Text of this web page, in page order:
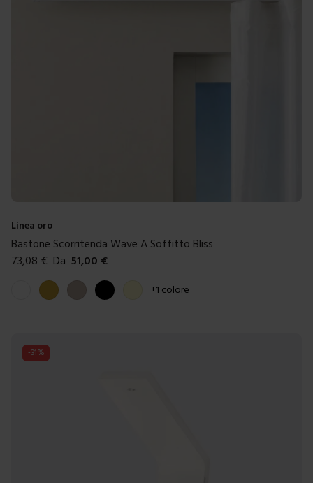
Linea oro
Bastone Scorritenda Wave A Soffitto Bliss
73,08€ Da 51,00 €
Colori disponibili
BiancoOro TortoraNero Crema+1 colore
-31%